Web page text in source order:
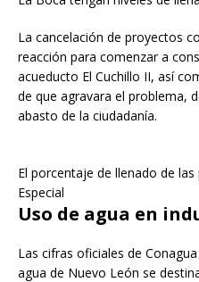
La cancelación de proyectos
reacción para comenzar a
acueducto El Cuchillo II, así
de que agravara el problema,
abasto de la ciudadanía.
El porcentaje de llenado de
Especial
Uso de agua en
Las cifras oficiales de
agua de Nuevo León se